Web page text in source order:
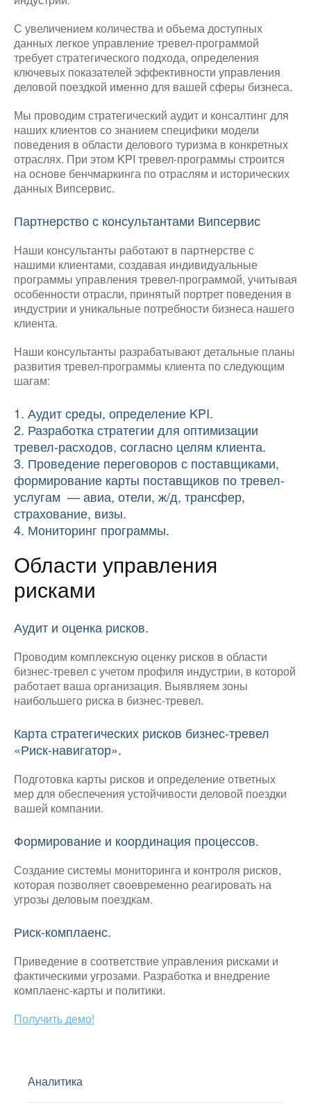
С увеличением количества и объема доступных
данных легкое управление тревел-программой
требует стратегического подхода, определения
ключевых показателей эффективности управления
деловой поездкой именно для вашей сферы бизнеса.
Мы проводим стратегический аудит и консалтинг для
наших клиентов со знанием специфики модели
поведения в области делового туризма в конкретных
отраслях. При этом KPI тревел-программы строится
на основе бенчмаркинга по отраслям и исторических
данных Випсервис.
Партнерство с консультантами Випсервис
Наши консультанты работают в партнерстве с
нашими клиентами, создавая индивидуальные
программы управления тревел-программой, учитывая
особенности отрасли, принятый портрет поведения в
индустрии и уникальные потребности бизнеса нашего
клиента.
Наши консультанты разрабатывают детальные планы
развития тревел-программы клиента по следующим
шагам:
1. Аудит среды, определение KPI.
2. Разработка стратегии для оптимизации
тревел-расходов, согласно целям клиента.
3. Проведение переговоров с поставщиками,
формирование карты поставщиков по тревел-
услугам — авиа, отели, ж/д, трансфер,
страхование, визы.
4. Мониторинг программы.
Области управления
рисками
Аудит и оценка рисков.
Проводим комплексную оценку рисков в области
бизнес-тревел с учетом профиля индустрии, в которой
работает ваша организация. Выявляем зоны
наибольшего риска в бизнес-тревел.
Карта стратегических рисков бизнес-тревел
«Риск-навигатор».
Подготовка карты рисков и определение ответных
мер для обеспечения устойчивости деловой поездки
вашей компании.
Формирование и координация процессов.
Создание системы мониторинга и контроля рисков,
которая позволяет своевременно реагировать на
угрозы деловым поездкам.
Риск-комплаенс.
Приведение в соответствие управления рисками и
фактическими угрозами. Разработка и внедрение
комплаенс-карты и политики.
Получить демо!
Аналитика